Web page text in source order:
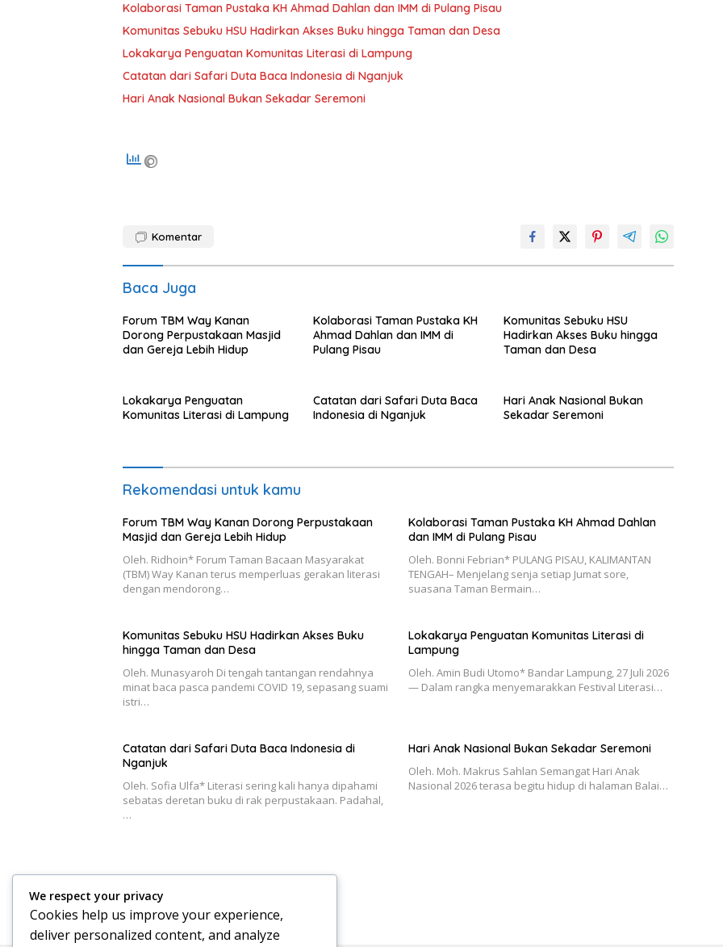
Kolaborasi Taman Pustaka KH Ahmad Dahlan dan IMM di Pulang Pisau
Komunitas Sebuku HSU Hadirkan Akses Buku hingga Taman dan Desa
Lokakarya Penguatan Komunitas Literasi di Lampung
Catatan dari Safari Duta Baca Indonesia di Nganjuk
Hari Anak Nasional Bukan Sekadar Seremoni
Komentar
Baca Juga
Forum TBM Way Kanan
Dorong Perpustakaan Masjid
dan Gereja Lebih Hidup
Kolaborasi Taman Pustaka KH
Ahmad Dahlan dan IMM di
Pulang Pisau
Komunitas Sebuku HSU
Hadirkan Akses Buku hingga
Taman dan Desa
Lokakarya Penguatan
Komunitas Literasi di Lampung
Catatan dari Safari Duta Baca
Indonesia di Nganjuk
Hari Anak Nasional Bukan
Sekadar Seremoni
Rekomendasi untuk kamu
Forum TBM Way Kanan Dorong Perpustakaan
Masjid dan Gereja Lebih Hidup
Oleh. Ridhoin* Forum Taman Bacaan Masyarakat
(TBM) Way Kanan terus memperluas gerakan literasi
dengan mendorong…
Kolaborasi Taman Pustaka KH Ahmad Dahlan
dan IMM di Pulang Pisau
Oleh. Bonni Febrian* PULANG PISAU, KALIMANTAN
TENGAH– Menjelang senja setiap Jumat sore,
suasana Taman Bermain…
Komunitas Sebuku HSU Hadirkan Akses Buku
hingga Taman dan Desa
Oleh. Munasyaroh Di tengah tantangan rendahnya
minat baca pasca pandemi COVID 19, sepasang suami
istri…
Lokakarya Penguatan Komunitas Literasi di
Lampung
Oleh. Amin Budi Utomo* Bandar Lampung, 27 Juli 2026
— Dalam rangka menyemarakkan Festival Literasi…
Catatan dari Safari Duta Baca Indonesia di
Nganjuk
Oleh. Sofia Ulfa* Literasi sering kali hanya dipahami
sebatas deretan buku di rak perpustakaan. Padahal,
…
Hari Anak Nasional Bukan Sekadar Seremoni
Oleh. Moh. Makrus Sahlan Semangat Hari Anak
Nasional 2026 terasa begitu hidup di halaman Balai…
We respect your privacy
Cookies help us improve your experience,
deliver personalized content, and analyze